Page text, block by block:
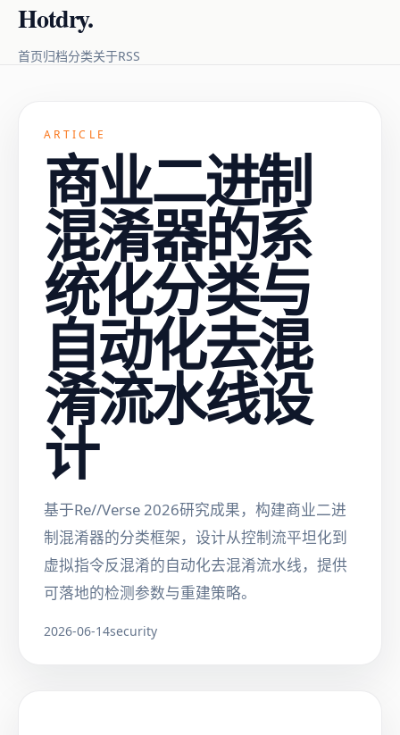
Hotdry.
首页归档分类关于RSS
ARTICLE
商业二进制
混淆器的系
统化分类与
自动化去混
淆流水线设
计
基于Re//Verse 2026研究成果，构建商业二进
制混淆器的分类框架，设计从控制流平坦化到
虚拟指令反混淆的自动化去混淆流水线，提供
可落地的检测参数与重建策略。
2026-06-14security